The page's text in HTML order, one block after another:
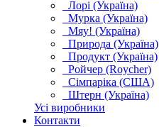
Лорі (Україна)
Мурка (Україна)
Мяу! (Україна)
Природа (Україна)
Продукт (Україна)
Ройчер (Roycher)
Сімпаріка (США)
Штерн (Україна)
Усі виробники
Контакти